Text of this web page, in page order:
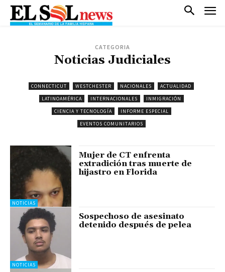
CATEGORIA
Noticias Judiciales
CONNECTICUT WESTCHESTER NACIONALES
ACTUALIDAD
LATINOAMÉRICA
INTERNACIONALES
INMIGRACIÓN
CIENCIA Y TECNOLOGÍA
INFORME ESPECIAL
EVENTOS COMUNITARIOS
NOTICIAS
Mujer de CT enfrenta
extradición tras muerte de
hijastro en Florida
NOTICIAS
Sospechoso de asesinato
detenido después de pelea